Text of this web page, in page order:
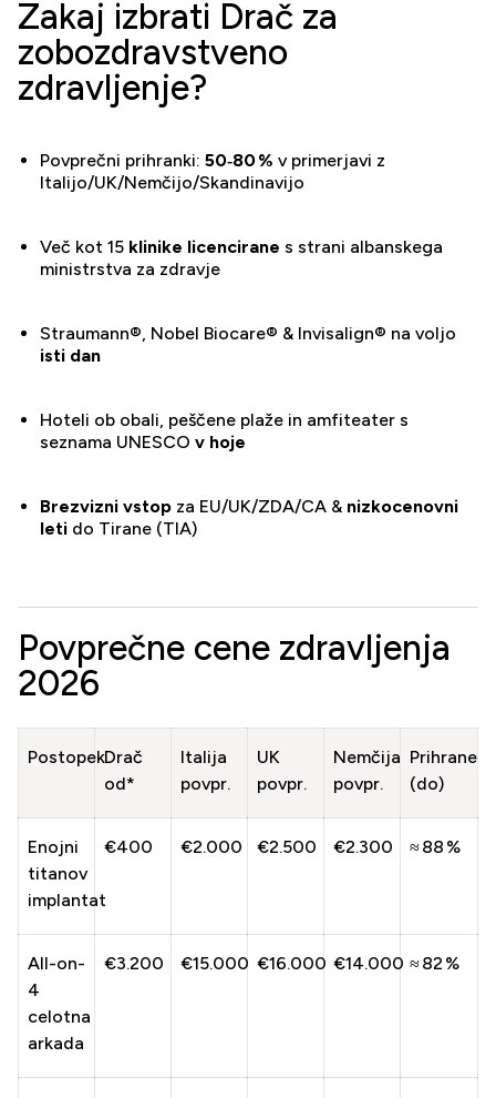
Zakaj izbrati Drač za
zobozdravstveno
zdravljenje?
Povprečni prihranki: 50‑80 % v primerjavi z
Italijo/UK/Nemčijo/Skandinavijo
Več kot 15 klinike licencirane s strani albanskega
ministrstva za zdravje
Straumann®, Nobel Biocare® & Invisalign® na voljo
isti dan
Hoteli ob obali, peščene plaže in amfiteater s
seznama UNESCO v hoje
Brezvizni vstop za EU/UK/ZDA/CA & nizkocenovni
leti do Tirane (TIA)
Povprečne cene zdravljenja
2026
PostopekDrač
od*
Italija
povpr.
UK
povpr.
Nemčija
povpr.
Prihranek
(do)
Enojni
titanov
implantat
€400 €2.000 €2.500 €2.300 ≈ 88 %
All-on-
4
celotna
arkada
€3.200 €15.000 €16.000 €14.000 ≈ 82 %